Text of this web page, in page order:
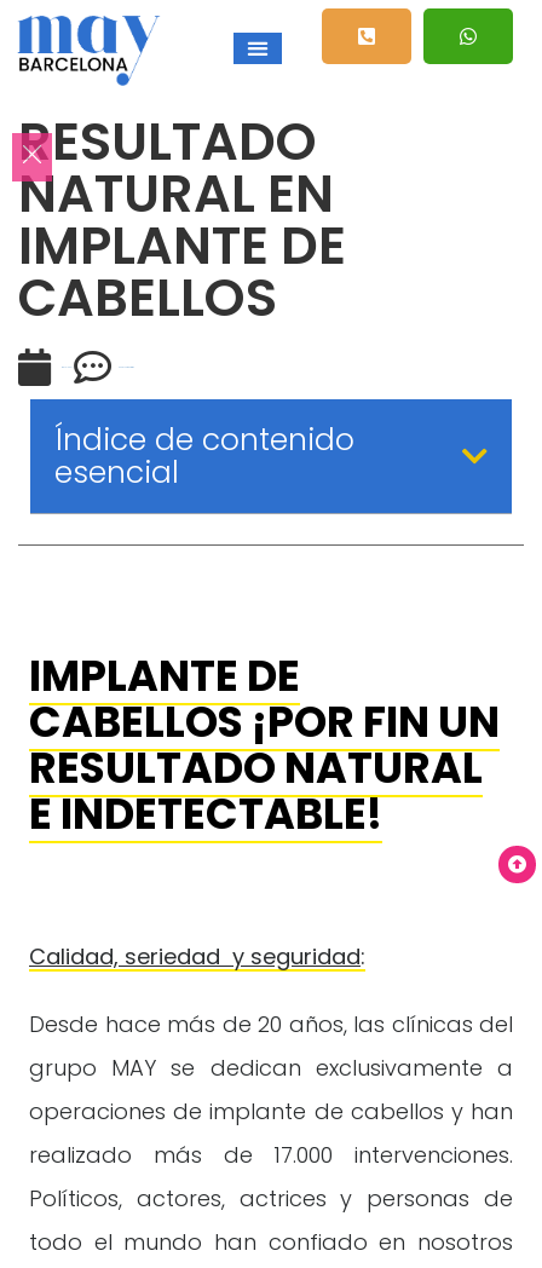
RESULTADO
NATURAL EN
IMPLANTE DE
CABELLOS
Índice de contenido
esencial
IMPLANTE DE
CABELLOS ¡POR FIN UN
RESULTADO NATURAL
E INDETECTABLE!
Calidad, seriedad y seguridad:
Desde hace más de 20 años, las clínicas del
grupo MAY se dedican exclusivamente a
operaciones de implante de cabellos y han
realizado más de 17.000 intervenciones.
Políticos, actores, actrices y personas de
todo el mundo han confiado en nosotros